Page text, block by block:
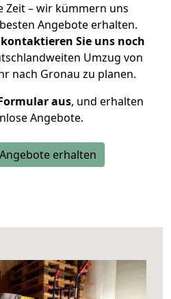
Zeit – wir kümmern uns
Angebote erhalten.
kontaktieren Sie uns noch
Umzug von
nach Gronau zu planen.
aus, und erhalten
Angebote.
erhalten